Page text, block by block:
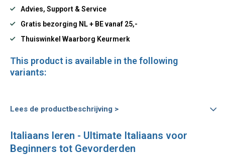
Advies, Support & Service
Gratis bezorging NL + BE vanaf 25,-
Thuiswinkel Waarborg Keurmerk
This product is available in the following
variants:
Lees de productbeschrijving >
Italiaans leren - Ultimate Italiaans voor
Beginners tot Gevorderden